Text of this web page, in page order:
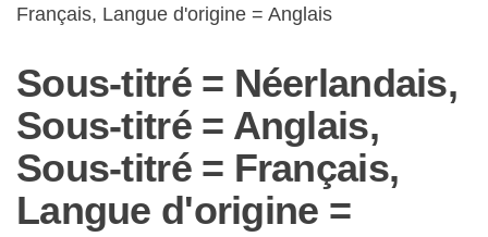
Français, Langue d'origine = Anglais
Sous-titré = Néerlandais,
Sous-titré = Anglais,
Sous-titré = Français,
Langue d'origine =